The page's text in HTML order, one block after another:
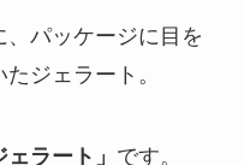
パッケージに目を
ジェラート。
ラート」 です。